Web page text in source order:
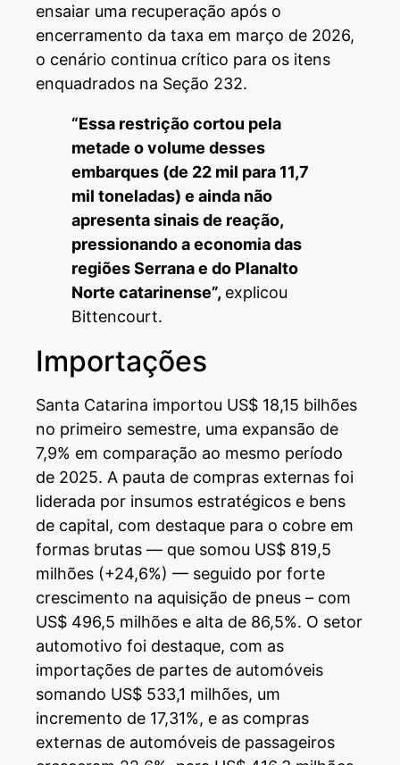
ensaiar uma recuperação após o
encerramento da taxa em março de 2026,
o cenário continua crítico para os itens
enquadrados na Seção 232.
“Essa restrição cortou pela
metade o volume desses
embarques (de 22 mil para 11,7
mil toneladas) e ainda não
apresenta sinais de reação,
pressionando a economia das
regiões Serrana e do Planalto
Norte catarinense”, explicou
Bittencourt.
Importações
Santa Catarina importou US$ 18,15 bilhões
no primeiro semestre, uma expansão de
7,9% em comparação ao mesmo período
de 2025. A pauta de compras externas foi
liderada por insumos estratégicos e bens
de capital, com destaque para o cobre em
formas brutas — que somou US$ 819,5
milhões (+24,6%) — seguido por forte
crescimento na aquisição de pneus – com
US$ 496,5 milhões e alta de 86,5%. O setor
automotivo foi destaque, com as
importações de partes de automóveis
somando US$ 533,1 milhões, um
incremento de 17,31%, e as compras
externas de automóveis de passageiros